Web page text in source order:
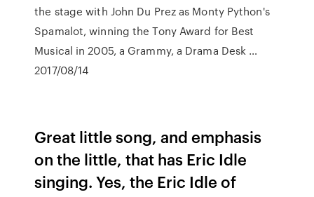
the stage with John Du Prez as Monty Python's
Spamalot, winning the Tony Award for Best
Musical in 2005, a Grammy, a Drama Desk …
2017/08/14
Great little song, and emphasis
on the little, that has Eric Idle
singing. Yes, the Eric Idle of